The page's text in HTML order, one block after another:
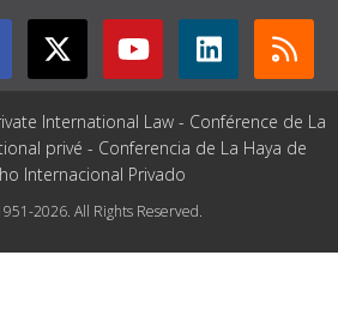
International Law - Conférence de La
privé - Conferencia de La Haya de
Internacional Privado
2026. All Rights Reserved.